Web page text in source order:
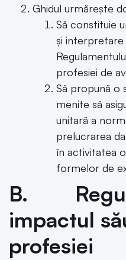
Ghidul urmărește
Să constituie
și
profesiei de
Să propună o
menite să
unitară a
prelucrarea
în activitatea
formelor de
B.
impactul
profesiei